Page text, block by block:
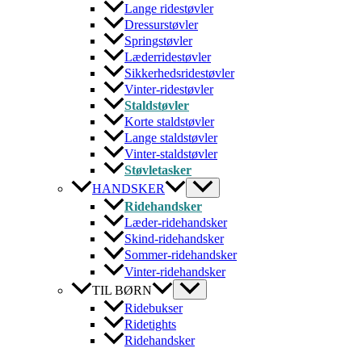
Lange ridestøvler
Dressurstøvler
Springstøvler
Læderridestøvler
Sikkerhedsridestøvler
Vinter-ridestøvler
Staldstøvler
Korte staldstøvler
Lange staldstøvler
Vinter-staldstøvler
Støvletasker
HANDSKER
Ridehandsker
Læder-ridehandsker
Skind-ridehandsker
Sommer-ridehandsker
Vinter-ridehandsker
TIL BØRN
Ridebukser
Ridetights
Ridehandsker